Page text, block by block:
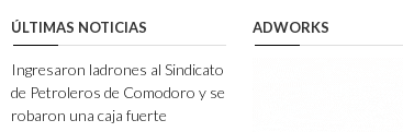
ÚLTIMAS NOTICIAS
Ingresaron ladrones al Sindicato
de Petroleros de Comodoro y se
robaron una caja fuerte
ADWORKS